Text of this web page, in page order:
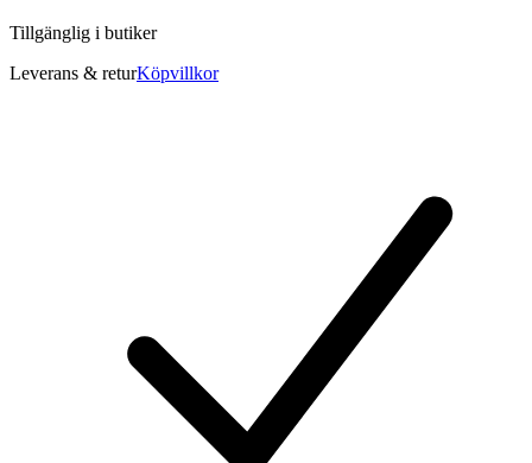
Tillgänglig i butiker
Leverans & returKöpvillkor